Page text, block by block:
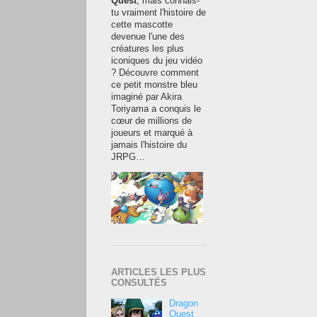
tu vraiment l'histoire de
cette mascotte
devenue l'une des
créatures les plus
iconiques du jeu vidéo
? Découvre comment
ce petit monstre bleu
imaginé par Akira
Toriyama a conquis le
cœur de millions de
joueurs et marqué à
jamais l'histoire du
JRPG…
ARTICLES LES PLUS
CONSULTÉS
Dragon
Quest